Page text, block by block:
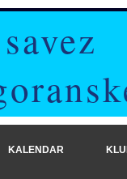
KALENDAR